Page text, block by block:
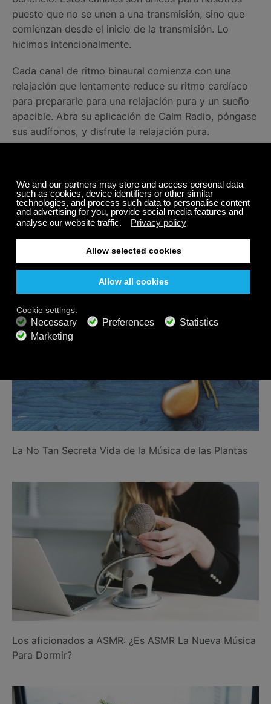
puesto que no se unen a una transmisión, sino que
comienzan desde el inicio de la transmisión. Lo
hicimos intencionalmente.
Cada canal de ritmo binaural comienza con una
relajación que lentamente reduce su ritmo cardíaco
para prepararle para una relajación pura y un sueño
apacible. Abra su aplicación de Calm Radio, póngase
sus audífonos, y disfrute la relajación pura.
Compartir
Noticias relacionadas
La No Tan Secreta Vida de la Música de las Plantas
Los aficionados a ASMR: ¿Es ASMR La Nueva Música
Para Dormir?